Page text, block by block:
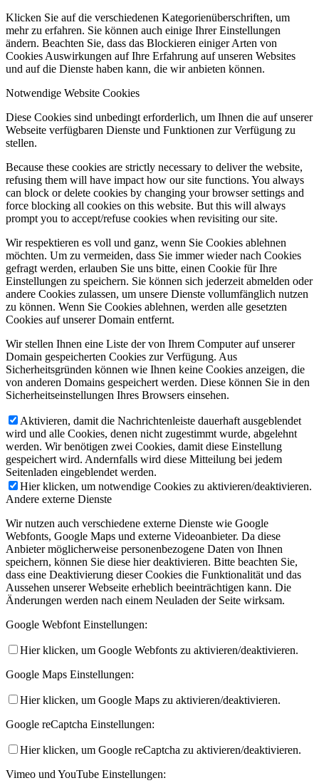
Klicken Sie auf die verschiedenen Kategorienüberschriften, um
mehr zu erfahren. Sie können auch einige Ihrer Einstellungen
ändern. Beachten Sie, dass das Blockieren einiger Arten von
Cookies Auswirkungen auf Ihre Erfahrung auf unseren Websites
und auf die Dienste haben kann, die wir anbieten können.
Notwendige Website Cookies
Diese Cookies sind unbedingt erforderlich, um Ihnen die auf unserer
Webseite verfügbaren Dienste und Funktionen zur Verfügung zu
stellen.
Because these cookies are strictly necessary to deliver the website,
refusing them will have impact how our site functions. You always
can block or delete cookies by changing your browser settings and
force blocking all cookies on this website. But this will always
prompt you to accept/refuse cookies when revisiting our site.
Wir respektieren es voll und ganz, wenn Sie Cookies ablehnen
möchten. Um zu vermeiden, dass Sie immer wieder nach Cookies
gefragt werden, erlauben Sie uns bitte, einen Cookie für Ihre
Einstellungen zu speichern. Sie können sich jederzeit abmelden oder
andere Cookies zulassen, um unsere Dienste vollumfänglich nutzen
zu können. Wenn Sie Cookies ablehnen, werden alle gesetzten
Cookies auf unserer Domain entfernt.
Wir stellen Ihnen eine Liste der von Ihrem Computer auf unserer
Domain gespeicherten Cookies zur Verfügung. Aus
Sicherheitsgründen können wie Ihnen keine Cookies anzeigen, die
von anderen Domains gespeichert werden. Diese können Sie in den
Sicherheitseinstellungen Ihres Browsers einsehen.
Aktivieren, damit die Nachrichtenleiste dauerhaft ausgeblendet
wird und alle Cookies, denen nicht zugestimmt wurde, abgelehnt
werden. Wir benötigen zwei Cookies, damit diese Einstellung
gespeichert wird. Andernfalls wird diese Mitteilung bei jedem
Seitenladen eingeblendet werden.
Hier klicken, um notwendige Cookies zu aktivieren/deaktivieren.
Andere externe Dienste
Wir nutzen auch verschiedene externe Dienste wie Google
Webfonts, Google Maps und externe Videoanbieter. Da diese
Anbieter möglicherweise personenbezogene Daten von Ihnen
speichern, können Sie diese hier deaktivieren. Bitte beachten Sie,
dass eine Deaktivierung dieser Cookies die Funktionalität und das
Aussehen unserer Webseite erheblich beeinträchtigen kann. Die
Änderungen werden nach einem Neuladen der Seite wirksam.
Google Webfont Einstellungen:
Hier klicken, um Google Webfonts zu aktivieren/deaktivieren.
Google Maps Einstellungen:
Hier klicken, um Google Maps zu aktivieren/deaktivieren.
Google reCaptcha Einstellungen:
Hier klicken, um Google reCaptcha zu aktivieren/deaktivieren.
Vimeo und YouTube Einstellungen: